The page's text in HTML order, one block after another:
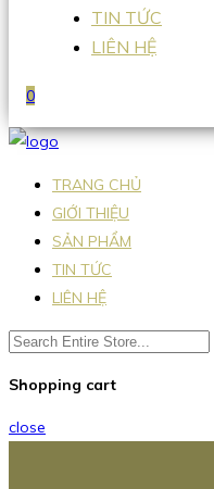
TIN TỨC
LIÊN HỆ
0
TRANG CHỦ
GIỚI THIỆU
SẢN PHẨM
TIN TỨC
LIÊN HỆ
Shopping cart
close